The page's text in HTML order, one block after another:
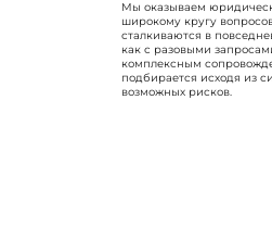
Мы оказываем
широкому кругу
сталкиваются в
как с разовыми
комплексным
подбирается исходя из
возможных рисков.